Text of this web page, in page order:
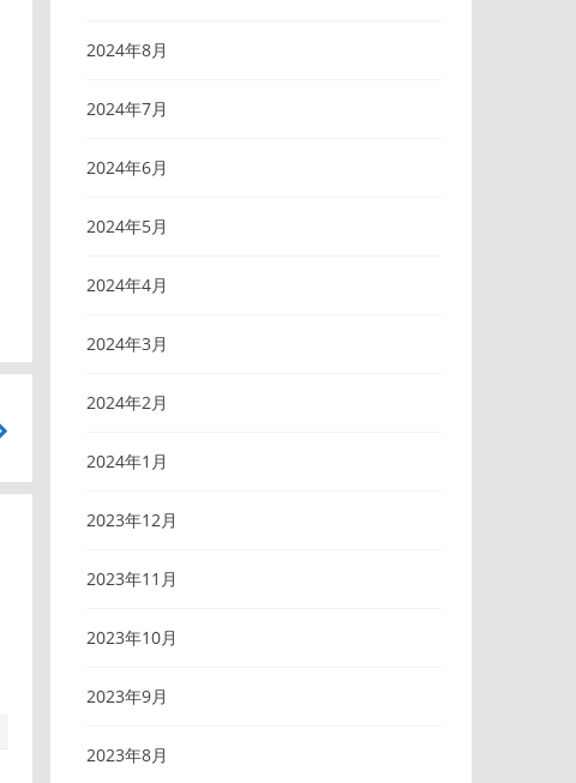
記
2024年8月
2024年7月
2024年6月
2024年5月
2024年4月
2024年3月
2024年2月
2024年1月
2023年12月
2023年11月
2023年10月
2023年9月
2023年8月